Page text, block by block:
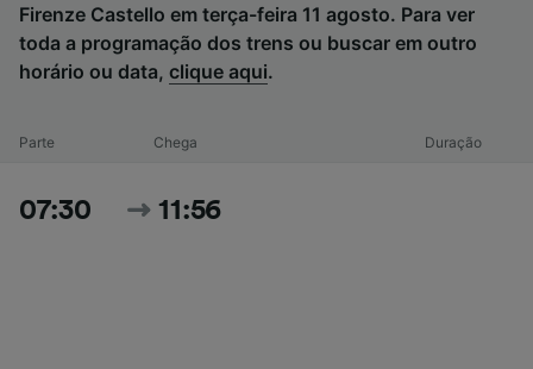
Firenze Castello em terça-feira 11 agosto. Para ver
toda a programação dos trens ou buscar em outro
horário ou data, clique aqui.
Parte Chega Duração
07:30 11:56